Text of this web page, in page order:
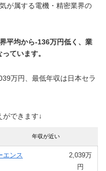
が属する電機・精密業界の
平均から-136万円低く、業
ています。
万円、最低年収は日本セラ
ができます↓
年収が近い
エンス
2,039万
円